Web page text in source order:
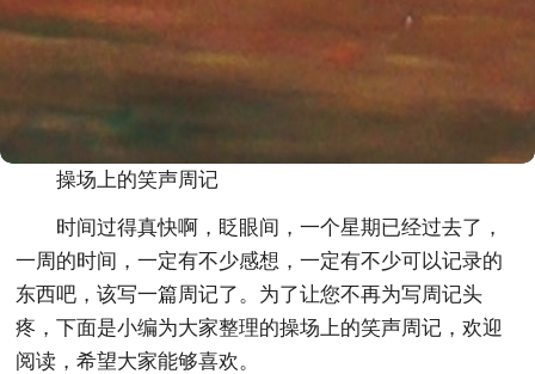
操场上的笑声周记
时间过得真快啊，眨眼间，一个星期已经过去了，
一周的时间，一定有不少感想，一定有不少可以记录的
东西吧，该写一篇周记了。为了让您不再为写周记头
疼，下面是小编为大家整理的操场上的笑声周记，欢迎
阅读，希望大家能够喜欢。